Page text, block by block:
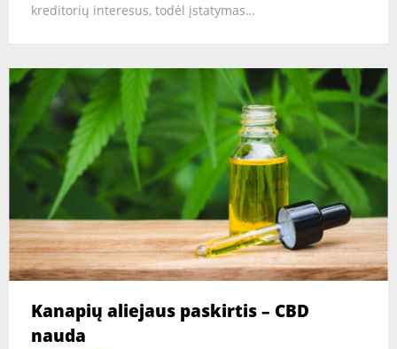
kreditorių interesus, todėl įstatymas…
Kanapių aliejaus paskirtis – CBD
nauda